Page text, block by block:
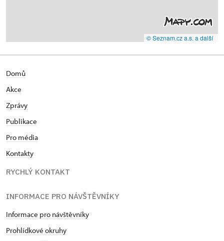
© Seznam.cz a.s. a další
Domů
Akce
Zprávy
Publikace
Pro média
Kontakty
RYCHLÝ KONTAKT
INFORMACE PRO NÁVŠTĚVNÍKY
Informace pro návštěvníky
Prohlídkové okruhy